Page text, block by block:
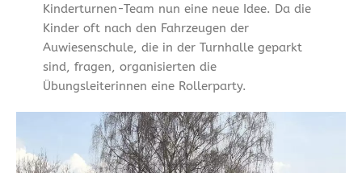
Kinderturnen-Team nun eine neue Idee. Da die
Kinder oft nach den Fahrzeugen der
Auwiesenschule, die in der Turnhalle geparkt
sind, fragen, organisierten die
Übungsleiterinnen eine Rollerparty.